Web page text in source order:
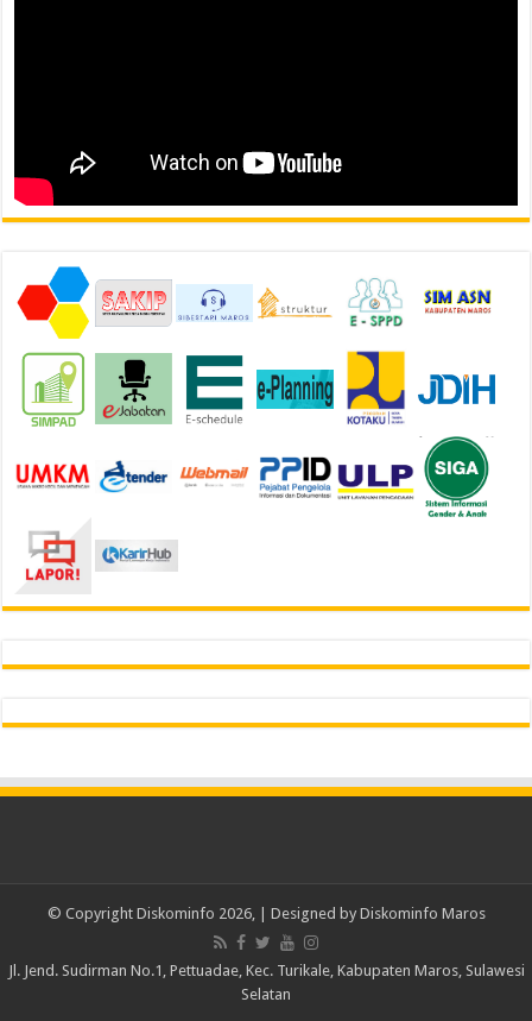
© Copyright Diskominfo 2026,| Designed by Diskominfo Maros
Jl. Jend. Sudirman No.1, Pettuadae, Kec. Turikale, Kabupaten Maros, Sulawesi
Selatan